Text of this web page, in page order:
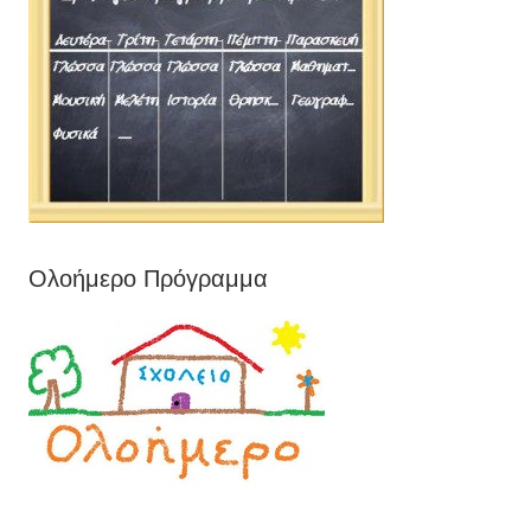
Ολοήμερο Πρόγραμμα